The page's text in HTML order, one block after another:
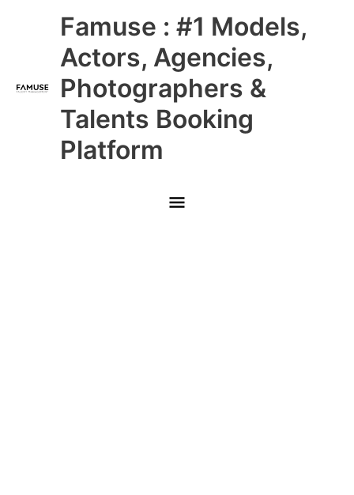
Famuse : #1 Models,
Actors, Agencies,
Photographers &
Talents Booking
Platform
Main
Menu